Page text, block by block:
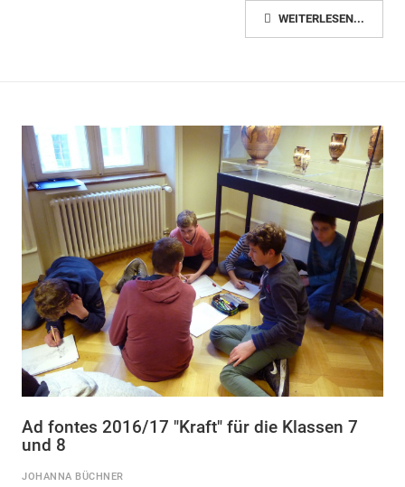
WEITERLESEN...
Ad fontes 2016/17 "Kraft" für die Klassen 7
und 8
JOHANNA BÜCHNER